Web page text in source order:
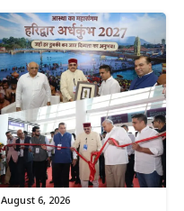
August 6, 2026